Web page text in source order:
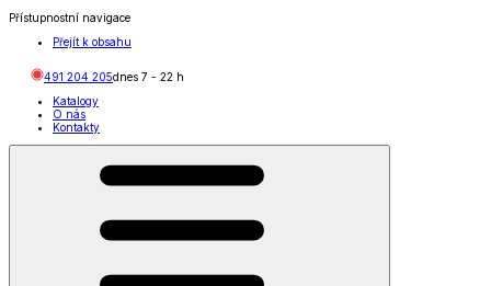
Přístupnostní navigace
Přejít k obsahu
491 204 205dnes 7 - 22 h
Katalogy
O nás
Kontakty